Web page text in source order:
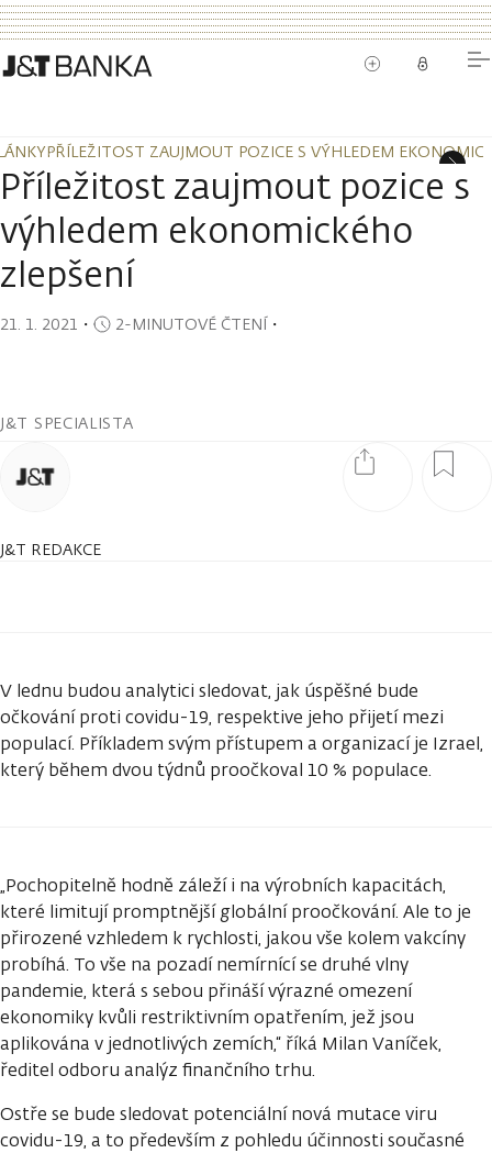
PŘÍLEŽITOST ZAUJMOUT POZICE S VÝHLEDEM
PŘÍLEŽITOST ZAUJMOUT POZICE S VÝHLEDEM
Příležitost zaujmout pozice s
výhledem ekonomického
zlepšení
21. 1. 2021 ・ 2-MINUTOVÉ ČTENÍ・
J&T SPECIALISTA
J&T REDAKCE
V lednu budou analytici sledovat, jak úspěšné bude
očkování proti covidu-19, respektive jeho přijetí mezi
populací. Příkladem svým přístupem a organizací je Izrael,
který během dvou týdnů proočkoval 10 % populace.
„Pochopitelně hodně záleží i na výrobních kapacitách,
které limitují promptnější globální proočkování. Ale to je
přirozené vzhledem k rychlosti, jakou vše kolem vakcíny
probíhá. To vše na pozadí nemírnící se druhé vlny
pandemie, která s sebou přináší výrazné omezení
ekonomiky kvůli restriktivním opatřením, jež jsou
aplikována v jednotlivých zemích,“ říká Milan Vaníček,
ředitel odboru analýz finančního trhu.
Ostře se bude sledovat potenciální nová mutace viru
covidu-19, a to především z pohledu účinnosti současné